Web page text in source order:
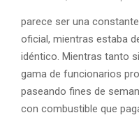
parece ser una
oficial, mientras estaba
idéntico. Mientras tanto
gama de funcionarios
paseando fines de
con combustible que